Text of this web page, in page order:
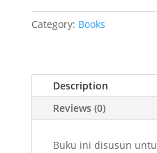
quantity
Category: Books
Description
Reviews (0)
Buku ini disusun